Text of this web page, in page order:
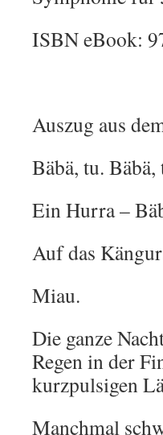
ISBN eBook:
Auszug aus
Bäbä, tu.
Ein Hurra –
Auf das
Miau.
Die ganze
Regen in der
kurzpulsigen
Manchmal